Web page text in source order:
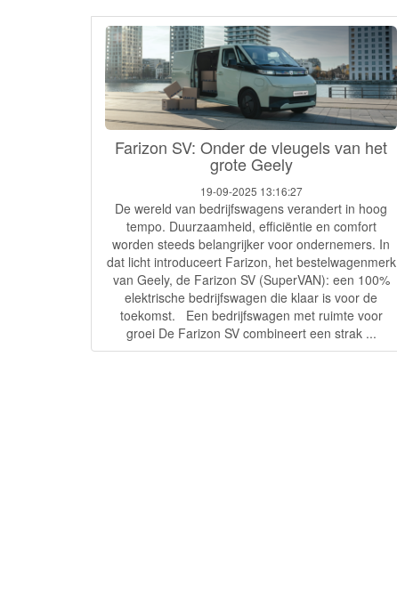
Farizon SV: Onder de vleugels van het
grote Geely
19-09-2025 13:16:27
De wereld van bedrijfswagens verandert in hoog
tempo. Duurzaamheid, efficiëntie en comfort
worden steeds belangrijker voor ondernemers. In
dat licht introduceert Farizon, het bestelwagenmerk
van Geely, de Farizon SV (SuperVAN): een 100%
elektrische bedrijfswagen die klaar is voor de
toekomst. Een bedrijfswagen met ruimte voor
groei De Farizon SV combineert een strak ...